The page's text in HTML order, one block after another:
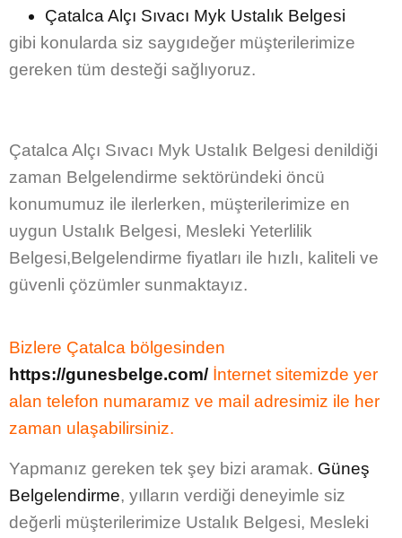
Çatalca Alçı Sıvacı Myk Ustalık Belgesi
gibi konularda siz saygıdeğer müşterilerimize
gereken tüm desteği sağlıyoruz.
Çatalca Alçı Sıvacı Myk Ustalık Belgesi denildiği
zaman Belgelendirme sektöründeki öncü
konumumuz ile ilerlerken, müşterilerimize en
uygun Ustalık Belgesi, Mesleki Yeterlilik
Belgesi,Belgelendirme fiyatları ile hızlı, kaliteli ve
güvenli çözümler sunmaktayız.
Bizlere Çatalca bölgesinden
https://gunesbelge.com/ İnternet sitemizde yer
alan telefon numaramız ve mail adresimiz ile her
zaman ulaşabilirsiniz.
Yapmanız gereken tek şey bizi aramak. Güneş
Belgelendirme, yılların verdiği deneyimle siz
değerli müşterilerimize Ustalık Belgesi, Mesleki